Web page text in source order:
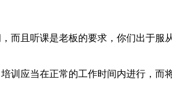
且听课是老板的要求，你们出于
应当在正常的工作时间内进行，